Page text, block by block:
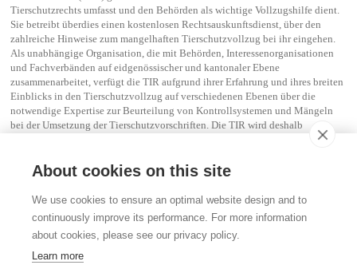
Tierschutzrechts umfasst und den Behörden als wichtige Vollzugshilfe dient.
Sie betreibt überdies einen kostenlosen Rechtsauskunftsdienst, über den
zahlreiche Hinweise zum mangelhaften Tierschutzvollzug bei ihr eingehen.
Als unabhängige Organisation, die mit Behörden, Interessenorganisationen
und Fachverbänden auf eidgenössischer und kantonaler Ebene
zusammenarbeitet, verfügt die TIR aufgrund ihrer Erfahrung und ihres breiten
Einblicks in den Tierschutzvollzug auf verschiedenen Ebenen über die
notwendige Expertise zur Beurteilung von Kontrollsystemen und Mängeln
bei der Umsetzung der Tierschutzvorschriften. Die TIR wird deshalb
regelmässig von öffentlichen und privaten Institutionen als Fachstelle für die
Stiftung für das Tier im Recht (TIR)
Rigistrasse 9
CH - 8006 Zürich
info@tierimrecht.org
About cookies on this site
We use cookies to ensure an optimal website design and to
continuously improve its performance. For more information
about cookies, please see our privacy policy.
Learn more